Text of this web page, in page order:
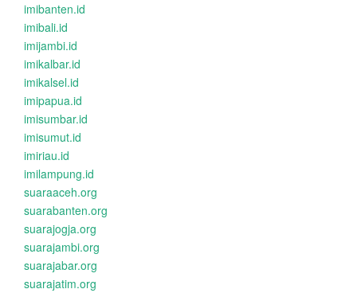
imibanten.id
imibali.id
imijambi.id
imikalbar.id
imikalsel.id
imipapua.id
imisumbar.id
imisumut.id
imiriau.id
imilampung.id
suaraaceh.org
suarabanten.org
suarajogja.org
suarajambi.org
suarajabar.org
suarajatim.org